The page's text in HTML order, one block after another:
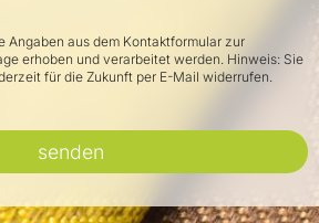
senden
Angaben aus dem Kontaktformular zur
erhoben und verarbeitet werden. Hinweis: Sie
für die Zukunft per E-Mail widerrufen.